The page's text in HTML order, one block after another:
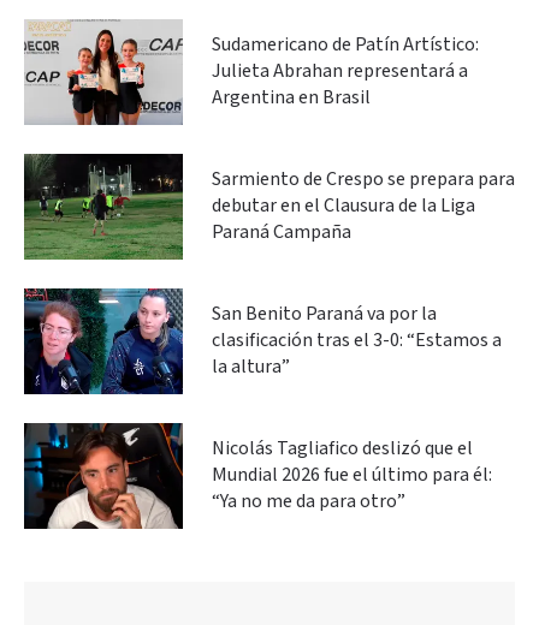
Sudamericano de Patín Artístico:
Julieta Abrahan representará a
Argentina en Brasil
Sarmiento de Crespo se prepara para
debutar en el Clausura de la Liga
Paraná Campaña
San Benito Paraná va por la
clasificación tras el 3-0: “Estamos a
la altura”
Nicolás Tagliafico deslizó que el
Mundial 2026 fue el último para él:
“Ya no me da para otro”